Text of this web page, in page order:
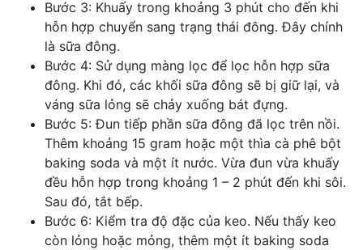
Bước 3: Khuấy trong khoảng 3 phút cho đến khi
hỗn hợp chuyển sang trạng thái đông. Đây chính
là sữa đông.
Bước 4: Sử dụng màng lọc để lọc hỗn hợp sữa
đông. Khi đó, các khối sữa đông sẽ bị giữ lại, và
váng sữa lỏng sẽ chảy xuống bát đựng.
Bước 5: Đun tiếp phần sữa đông đã lọc trên nồi.
Thêm khoảng 15 gram hoặc một thìa cà phê bột
baking soda và một ít nước. Vừa đun vừa khuấy
đều hỗn hợp trong khoảng 1 – 2 phút đến khi sôi.
Sau đó, tắt bếp.
Bước 6: Kiểm tra độ đặc của keo. Nếu thấy keo
còn lỏng hoặc mỏng, thêm một ít baking soda